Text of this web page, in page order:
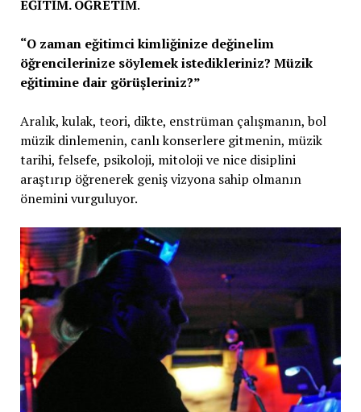
EĞİTİM. ÖĞRETİM.
“O zaman eğitimci kimliğinize değinelim
öğrencilerinize söylemek istedikleriniz? Müzik
eğitimine dair görüşleriniz?”
Aralık, kulak, teori, dikte, enstrüman çalışmanın, bol
müzik dinlemenin, canlı konserlere gitmenin, müzik
tarihi, felsefe, psikoloji, mitoloji ve nice disiplini
araştırıp öğrenerek geniş vizyona sahip olmanın
önemini vurguluyor.